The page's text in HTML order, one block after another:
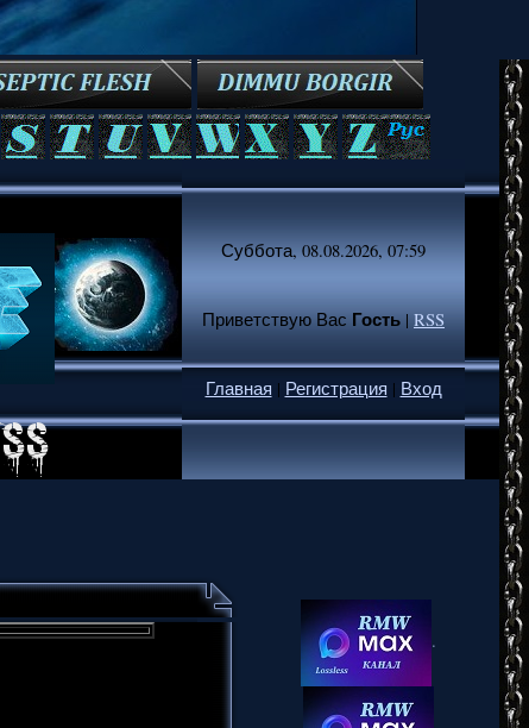
Суббота, 08.08.2026, 07:59
Приветствую Вас Гость|RSS
Главная | Регистрация | Вход
.